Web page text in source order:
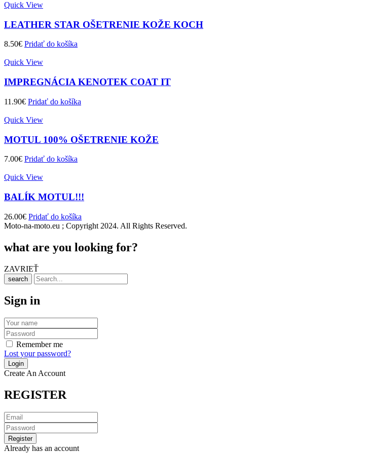
Quick View
LEATHER STAR OŠETRENIE KOŽE KOCH
8.50€ Pridať do košíka
Quick View
IMPREGNÁCIA KENOTEK COAT IT
11.90€ Pridať do košíka
Quick View
MOTUL 100% OŠETRENIE KOŽE
7.00€ Pridať do košíka
Quick View
BALÍK MOTUL!!!
26.00€ Pridať do košíka
Moto-na-moto.eu ; Copyright 2024. All Rights Reserved.
what are you looking for?
ZAVRIEŤ
search
Sign in
Remember me
Lost your password?
Create An Account
REGISTER
Already has an account